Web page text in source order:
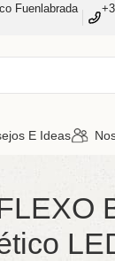
Fuenlabrada
E Ideas